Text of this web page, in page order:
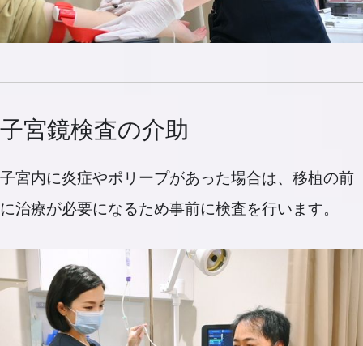
子宮鏡検査の介助
子宮内に炎症やポリープがあった場合は、移植の前
に治療が必要になるため事前に検査を行います。